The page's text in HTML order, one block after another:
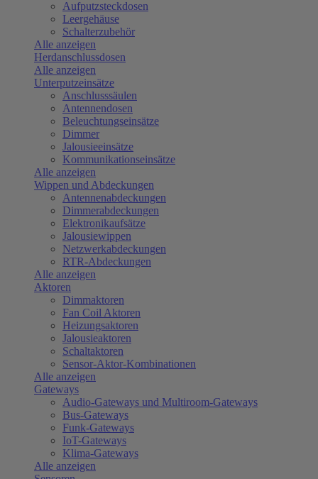
Aufputzsteckdosen
Leergehäuse
Schalterzubehör
Alle anzeigen
Herdanschlussdosen
Alle anzeigen
Unterputzeinsätze
Anschlusssäulen
Antennendosen
Beleuchtungseinsätze
Dimmer
Jalousieeinsätze
Kommunikationseinsätze
Alle anzeigen
Wippen und Abdeckungen
Antennenabdeckungen
Dimmerabdeckungen
Elektronikaufsätze
Jalousiewippen
Netzwerkabdeckungen
RTR-Abdeckungen
Alle anzeigen
Aktoren
Dimmaktoren
Fan Coil Aktoren
Heizungsaktoren
Jalousieaktoren
Schaltaktoren
Sensor-Aktor-Kombinationen
Alle anzeigen
Gateways
Audio-Gateways und Multiroom-Gateways
Bus-Gateways
Funk-Gateways
IoT-Gateways
Klima-Gateways
Alle anzeigen